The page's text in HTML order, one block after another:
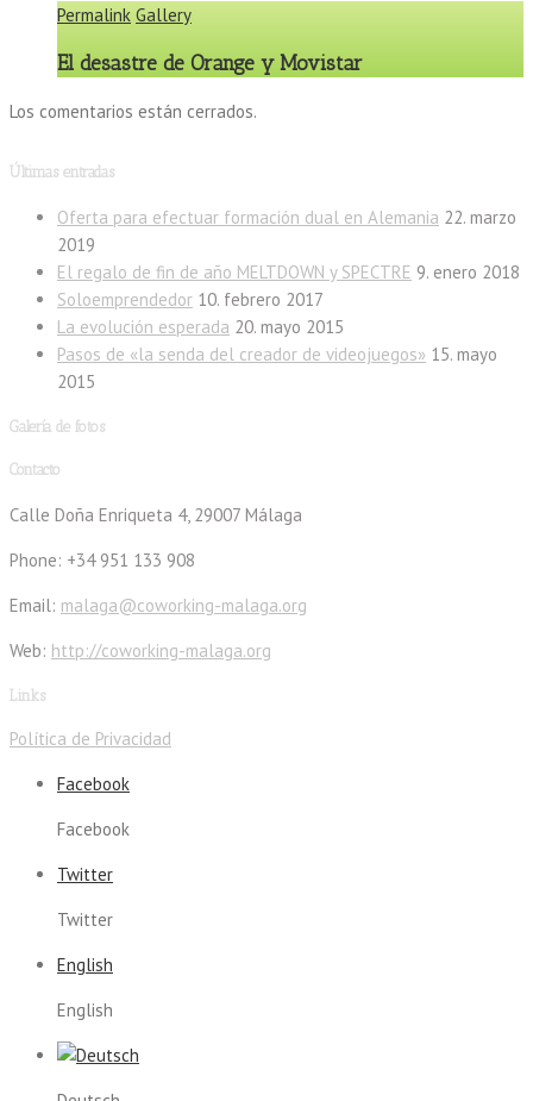
Permalink Gallery
El desastre de Orange y Movistar
Los comentarios están cerrados.
Últimas entradas
Oferta para efectuar formación dual en Alemania 22. marzo
2019
El regalo de fin de año MELTDOWN y SPECTRE 9. enero 2018
Soloemprendedor 10. febrero 2017
La evolución esperada 20. mayo 2015
Pasos de «la senda del creador de videojuegos» 15. mayo
2015
Galería de fotos
Contacto
Calle Doña Enriqueta 4, 29007 Málaga
Phone: +34 951 133 908
Email: malaga@coworking-malaga.org
Web: http://coworking-malaga.org
Links
Política de Privacidad
Facebook
Facebook
Twitter
Twitter
English
English